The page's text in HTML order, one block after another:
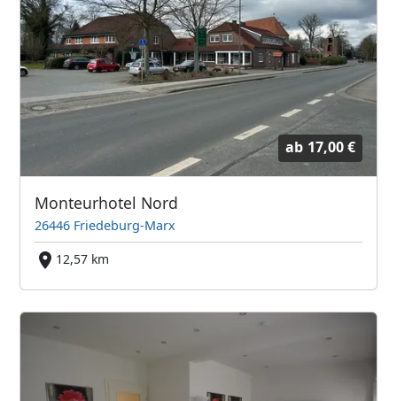
ab 17,00 €
Monteurhotel Nord
26446 Friedeburg-Marx
12,57 km